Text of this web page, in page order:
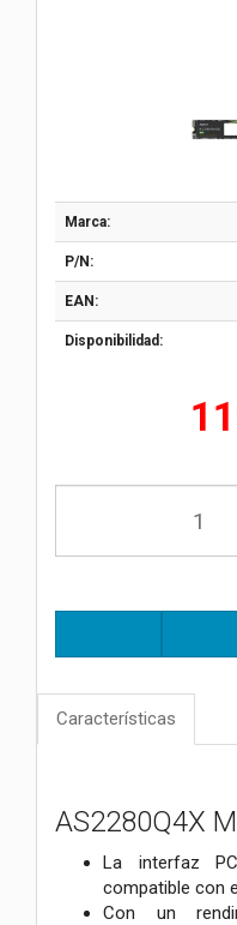
Marca:
P/N:
EAN:
Disponibilidad:
Características
AS2280Q4X
La interfaz
compatible con
Con un